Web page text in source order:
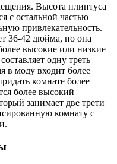
Высота плинтуса
с остальной частью
привлекательность.
36-42 дюйма, но она
высокие или низкие
одну треть
в моду входит более
комнате более
более высокий
занимает две трети
комнату с